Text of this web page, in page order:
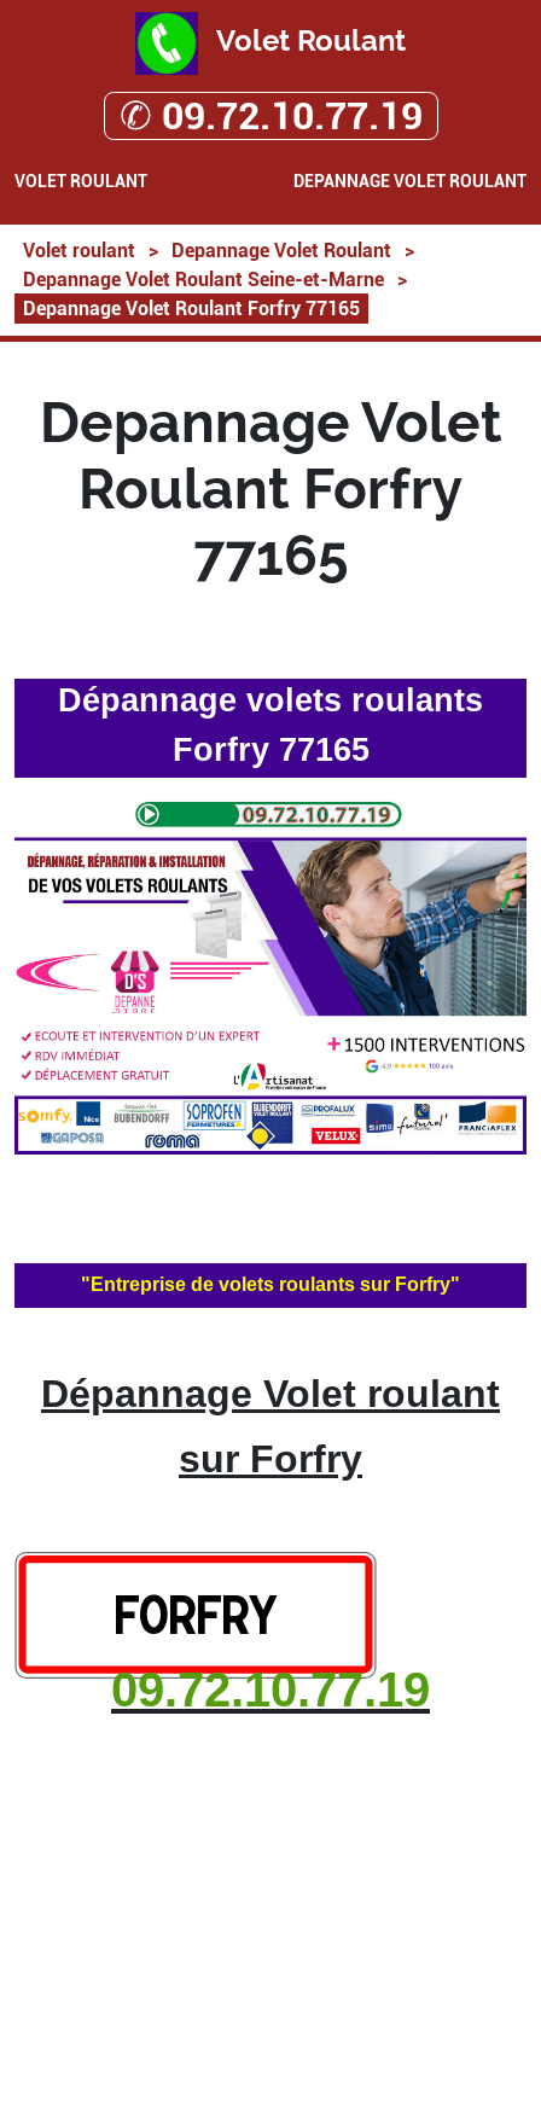
Volet Roulant
✆ 09.72.10.77.19
VOLET ROULANT DEPANNAGE VOLET ROULANT
Volet roulant > Depannage Volet Roulant
>
Depannage Volet Roulant Seine-et-Marne
>
Depannage Volet Roulant Forfry 77165
Depannage Volet
Roulant Forfry
77165
Dépannage volets roulants
Forfry 77165
"Entreprise de volets roulants sur Forfry"
Dépannage Volet roulant
sur Forfry
09.72.10.77.19